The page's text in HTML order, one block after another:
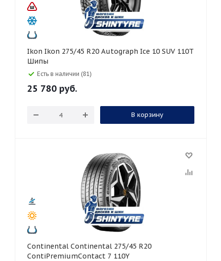
Ikon Ikon 275/45 R20 Autograph Ice 10 SUV 110T
Шипы
Есть в наличии (81)
25 780 руб.
В корзину
Continental Continental 275/45 R20
ContiPremiumContact 7 110Y